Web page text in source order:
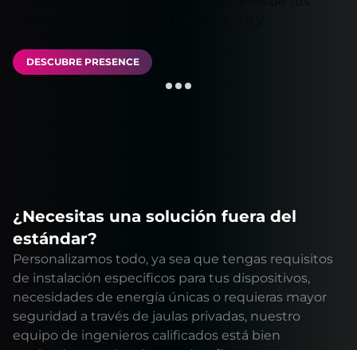
DESCUBRE PRESENCE
¿Necesitas una solución fuera del
estándar?
Personalizamos todo, ya sea que tengas requisitos
de instalación especificos para tus dispositivos,
necesidades de energía únicas o requieras mayor
seguridad a través de jaulas privadas, nuestro
equipo de ingenieros calificados está bien